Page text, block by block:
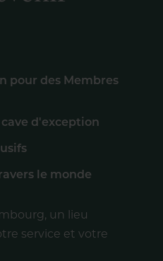
pour des Membres
d'exception
le monde
un lieu
service et votre